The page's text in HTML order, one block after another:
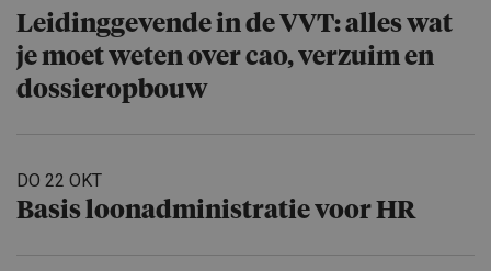
Leidingge­vende in de VVT: alles wat
je moet weten over cao, verzuim en
dossierop­bouw
DO 22 OKT
Basis loonadmi­ni­stratie voor HR